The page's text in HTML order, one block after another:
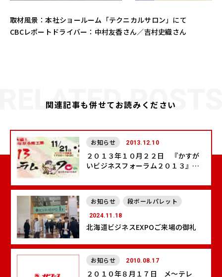
取材風景：本社ショールーム「テクニカルサロン」にて
CBCレポートドライバー：中村友香さん／吉村史織さん
関連記事も併せてお読みください
2013.12.10
お知らせ
２０１３年１０月２２日 『かすが
いビジネスフォーラム２０１３』に
2024.11.18
お知らせ 段ボールパレット
北海道ビジネスEXPOご来場の御礼
2010.08.17
お知らせ
２０１０年８月１７日 メ～テレ